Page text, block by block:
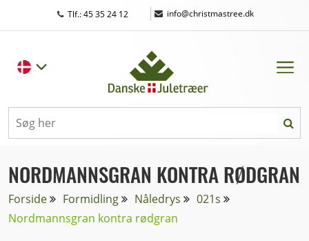
Tlf.: 45 35 24 12 | info@christmastree.dk
NORDMANNSGRAN KONTRA RØDGRAN
Forside Formidling Nåledrys
021s
Nordmannsgran kontra rødgran